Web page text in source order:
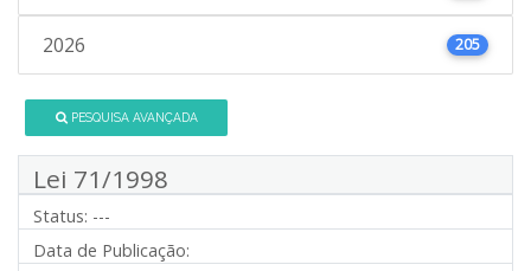
2026 205
PESQUISA AVANÇADA
Lei 71/1998
Status: ---
Data de Publicação: